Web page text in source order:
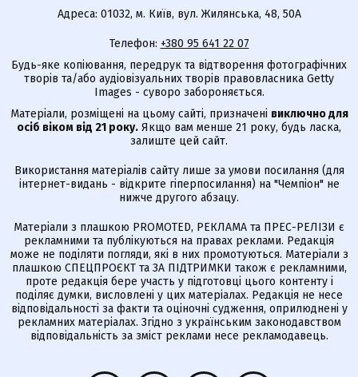
Адреса: 01032, м. Київ, вул. Жилянська, 48, 50А
Телефон: +380 95 641 22 07
Будь-яке копіювання, передрук та відтворення фотографічних
творів та/або аудіовізуальних творів правовласника Getty
Images - суворо забороняється.
Матеріали, розміщені на цьому сайті, призначені виключно для
осіб віком від 21 року. Якщо вам менше 21 року, будь ласка,
залиште цей сайт.
Використання матеріалів сайту лише за умови посилання (для
інтернет-видань - відкрите гіперпосилання) на "Чемпіон" не
нижче другого абзацу.
Матеріали з плашкою PROMOTED, РЕКЛАМА та ПРЕС-РЕЛІЗИ є
рекламними та публікуються на правах реклами. Редакція
може не поділяти погляди, які в них промотуються. Матеріали з
плашкою СПЕЦПРОЄКТ та ЗА ПІДТРИМКИ також є рекламними,
проте редакція бере участь у підготовці цього контенту і
поділяє думки, висловлені у цих матеріалах. Редакція не несе
відповідальності за факти та оціночні судження, оприлюднені у
рекламних матеріалах. Згідно з українським законодавством
відповідальність за зміст реклами несе рекламодавець.